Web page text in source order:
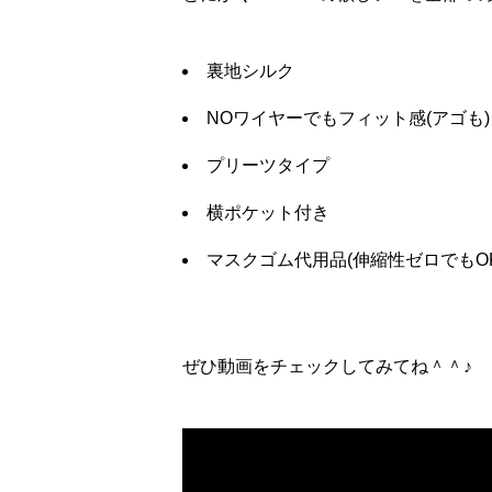
裏地シルク
NOワイヤーでもフィット感(アゴも)
プリーツタイプ
横ポケット付き
マスクゴム代用品(伸縮性ゼロでも
ぜひ動画をチェックしてみてね＾＾♪